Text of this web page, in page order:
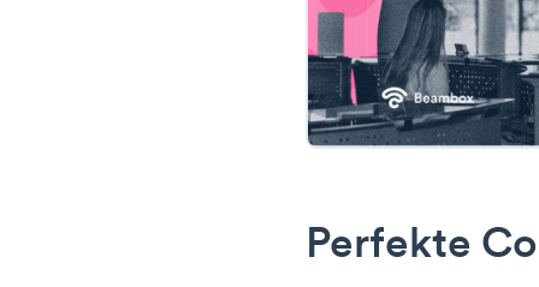
Perfekte